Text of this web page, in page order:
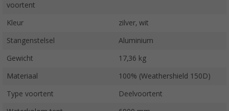
voortent
Kleur zilver, wit
Stangenstelsel Aluminium
Gewicht 17,36 kg
Materiaal 100% (Weathershield 150D)
Type voortent Deelvoortent